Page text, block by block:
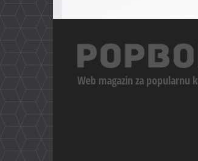
Web magazin za popularnu